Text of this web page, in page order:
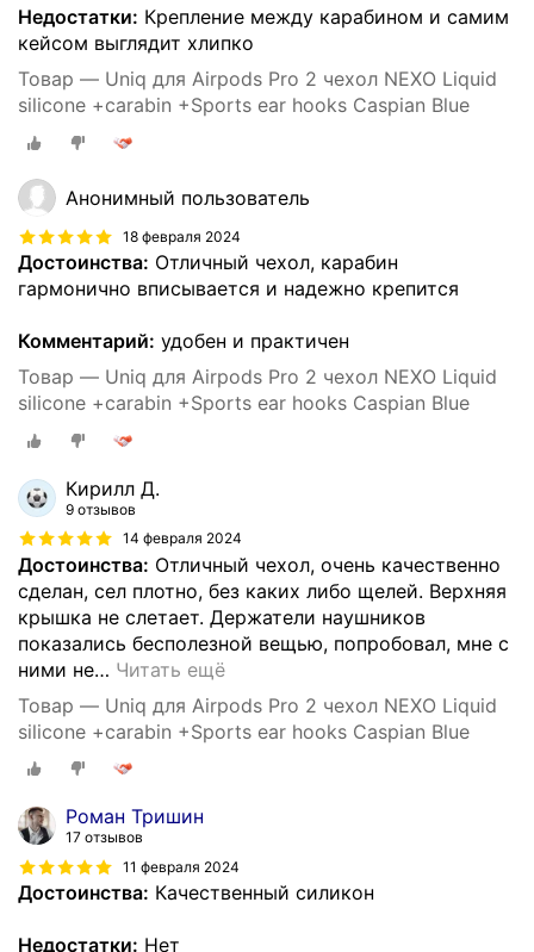
Недостатки: Крепление между карабином и самим
кейсом выглядит хлипко
Товар — Uniq для Airpods Pro 2 чехол NEXO Liquid
silicone +carabin +Sports ear hooks Caspian Blue
Анонимный пользователь
18 февраля 2024
Достоинства: Отличный чехол, карабин
гармонично вписывается и надежно крепится
Комментарий: удобен и практичен
Товар — Uniq для Airpods Pro 2 чехол NEXO Liquid
silicone +carabin +Sports ear hooks Caspian Blue
Кирилл Д.
9 отзывов
14 февраля 2024
Достоинства: Отличный чехол, очень качественно
сделан, сел плотно, без каких либо щелей. Верхняя
крышка не слетает. Держатели наушников
показались бесполезной вещью, попробовал, мне с
ними не… Читать ещё
Товар — Uniq для Airpods Pro 2 чехол NEXO Liquid
silicone +carabin +Sports ear hooks Caspian Blue
Роман Тришин
17 отзывов
11 февраля 2024
Достоинства: Качественный силикон
Недостатки: Нет